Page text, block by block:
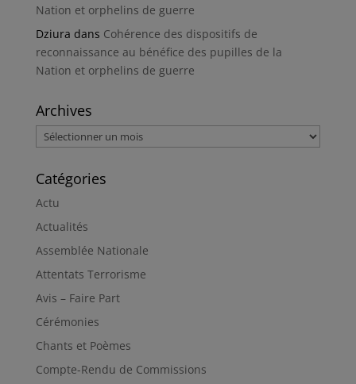
Nation et orphelins de guerre
Dziura dans Cohérence des dispositifs de
reconnaissance au bénéfice des pupilles de la
Nation et orphelins de guerre
Archives
Archives
Catégories
Actu
Actualités
Assemblée Nationale
Attentats Terrorisme
Avis – Faire Part
Cérémonies
Chants et Poèmes
Compte-Rendu de Commissions